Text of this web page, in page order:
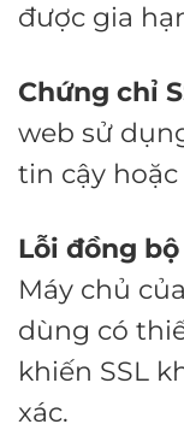
được gia
Chứng chỉ
web sử
tin cậy
Lỗi đồng
Máy chủ
dùng có
khiến SSL
xác.